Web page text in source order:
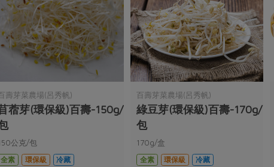
壽芽菜農場(呂秀帆)
蓿芽(環保級)百壽-150g/
公克/包
全素
環保級 冷藏
百壽芽菜農場(呂秀帆)
綠豆芽(環保級)百壽-170g/
包
170g/盒
全素
環保級 冷藏